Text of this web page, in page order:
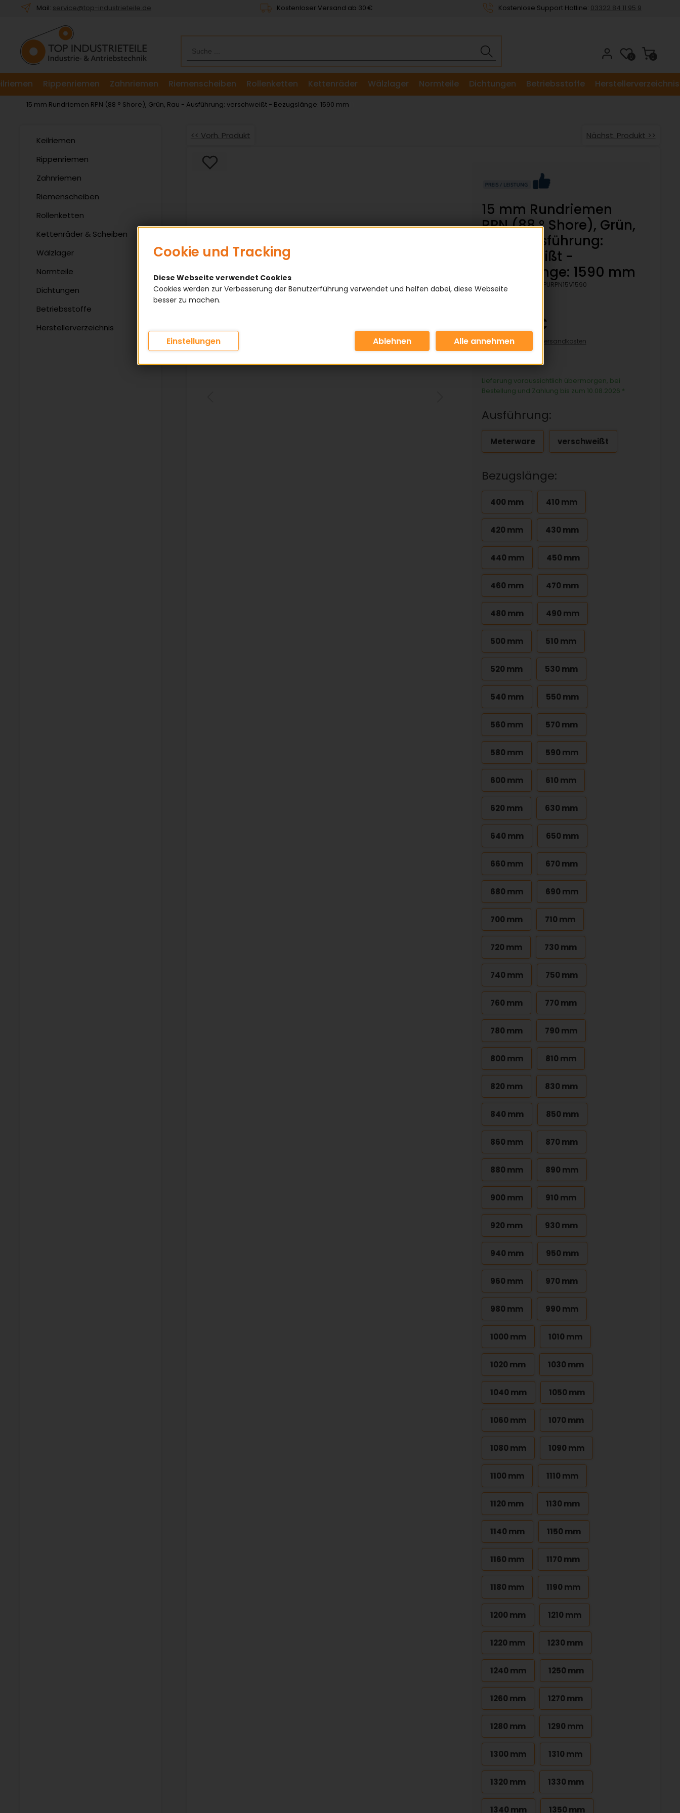
Willkommen.
für
das
Barrierefreiheitsmenü
Mail: service@top-industrieteile.de Kostenloser Versand ab 30 € Kostenlose Support Hotline: 03322 84 11 95 9
0
0
Rippenriemen Zahnriemen Riemenscheiben Rollenketten
Kettenräder
& Scheiben
Wälzlager Normteile Dichtungen Betriebsstoffe Herstellerverzeichnis
15 mm Rundriemen RPN (88 ° Shore), Grün, Rau - Ausführung: verschweißt - Bezugslänge: 1590 mm
Keilriemen
Rippenriemen
Zahnriemen
Riemenscheiben
Rollenketten
Kettenräder & Scheiben
Wälzlager
Normteile
Dichtungen
Betriebsstoffe
Herstellerverzeichnis
<< Vorh. Produkt Nächst. Produkt >>
15 mm Rundriemen
RPN (88 ° Shore), Grün,
Rau - Ausführung:
verschweißt -
Bezugslänge: 1590 mm
Artikelnummer: KPURPN15V1590
35,52 €
inkl. 19% MwSt zzgl.
Versandkosten
35,52€/pro Stück
Lieferung voraussichtlich übermorgen, bei
Bestellung und Zahlung bis zum 10.08.2026 *
Ausführung:
Meterware verschweißt
Bezugslänge:
400 mm 410 mm
420 mm 430 mm
440 mm 450 mm
460 mm 470 mm
480 mm 490 mm
500 mm 510 mm
520 mm 530 mm
540 mm 550 mm
560 mm 570 mm
580 mm 590 mm
600 mm 610 mm
620 mm 630 mm
640 mm 650 mm
660 mm 670 mm
680 mm 690 mm
700 mm 710 mm
720 mm 730 mm
740 mm 750 mm
760 mm 770 mm
780 mm 790 mm
800 mm 810 mm
820 mm 830 mm
840 mm 850 mm
860 mm 870 mm
880 mm 890 mm
900 mm 910 mm
920 mm 930 mm
940 mm 950 mm
960 mm 970 mm
980 mm 990 mm
1000 mm 1010 mm
1020 mm 1030 mm
1040 mm 1050 mm
1060 mm 1070 mm
1080 mm 1090 mm
1100 mm 1110 mm
1120 mm 1130 mm
1140 mm 1150 mm
1160 mm 1170 mm
1180 mm 1190 mm
1200 mm 1210 mm
1220 mm 1230 mm
1240 mm 1250 mm
1260 mm 1270 mm
1280 mm 1290 mm
1300 mm 1310 mm
1320 mm 1330 mm
1340 mm 1350 mm
Cookie und Tracking
Diese Webseite verwendet Cookies
Cookies werden zur Verbesserung der Benutzerführung verwendet und helfen dabei, diese Webseite
besser zu machen.
Einstellungen